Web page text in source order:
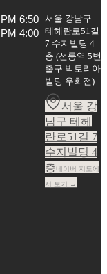
6:50
4:00
서울 강남구
테헤란로51길
7 수지빌딩 4
층 (선릉역 5번
출구 빅토리아
빌딩 우회전)
서울 강
남구 테헤
란로51길 7
수지빌딩 4
층네이버 지도에
서 보기 →